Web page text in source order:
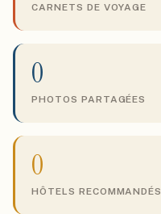
CARNETS DE VOYAGE
0
PHOTOS PARTAGÉES
0
HÔTELS RECOMMANDÉS